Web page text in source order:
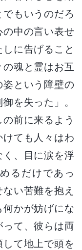
もいうのだろ
中の言い表せ
に告げること
魂と霊はお互
という障壁の
を失った」。
前に来るよう
ても人々はわ
、目に涙を浮
るだけであっ
い苦難を抱え
かが妨げにな
て、彼らは両
て地上で頭を